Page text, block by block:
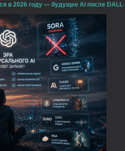
в 2026 году — будущее AI после